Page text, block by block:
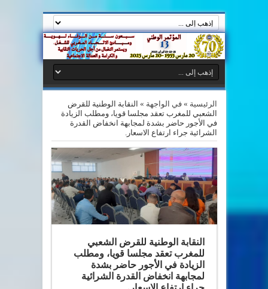
الرئيسية »في الواجهة » النقابة الوطنية للقرض
الشعبي للمغرب تعقد مجلسا قويا، ومطلب الزيادة
في الأجور حاضر بشدة لمجابهة انخفاض القدرة
الشرائية جراء ارتفاع الاسعار.
النقابة الوطنية للقرض الشعبي
للمغرب تعقد مجلسا قويا، ومطلب
الزيادة في الأجور حاضر بشدة
لمجابهة انخفاض القدرة الشرائية